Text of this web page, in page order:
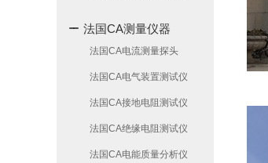
法国CA测量仪器
法国CA电流测量探头
法国CA电气装置测试仪
法国CA接地电阻测试仪
法国CA绝缘电阻测试仪
法国CA电能质量分析仪